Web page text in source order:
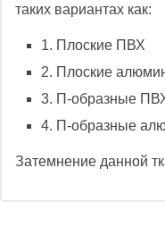
таких вариантах как:
1. Плоские ПВХ
2. Плоские
3. П-образные
4. П-образные
Затемнение данной